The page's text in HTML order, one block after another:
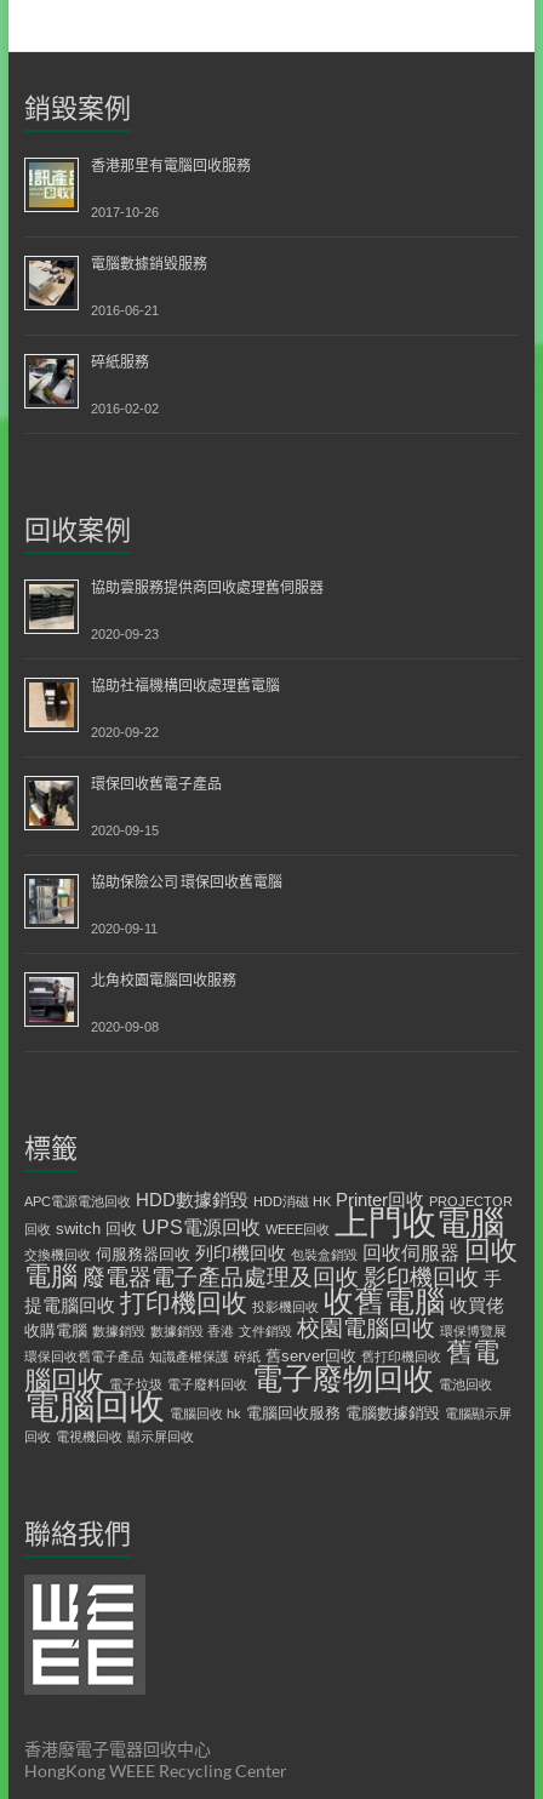
銷毀案例
香港那里有電腦回收服務
2017-10-26
電腦數據銷毀服務
2016-06-21
碎紙服務
2016-02-02
回收案例
協助雲服務提供商回收處理舊伺服器
2020-09-23
協助社福機構回收處理舊電腦
2020-09-22
環保回收舊電子產品
2020-09-15
協助保險公司 環保回收舊電腦
2020-09-11
北角校園電腦回收服務
2020-09-08
標籤
APC電源電池回收 HDD數據銷毀 HDD消磁 HK Printer回收 PROJECTOR
回收 switch 回收 UPS電源回收 WEEE回收 上門收電腦
交換機回收 伺服務器回收 列印機回收 包裝盒銷毀 回收伺服器 回收
電腦 廢電器電子產品處理及回收 影印機回收 手
提電腦回收 打印機回收 投影機回收 收舊電腦 收買佬
收購電腦 數據銷毀 數據銷毀 香港 文件銷毀 校園電腦回收 環保博覽展
環保回收舊電子產品 知識產權保護 碎紙 舊server回收 舊打印機回收 舊電
腦回收 電子垃圾 電子廢料回收 電子廢物回收 電池回收
電腦回收 電腦回收 hk 電腦回收服務 電腦數據銷毀 電腦顯示屏
回收 電視機回收 顯示屏回收
聯絡我們
香港廢電子電器回收中心
HongKong WEEE Recycling Center